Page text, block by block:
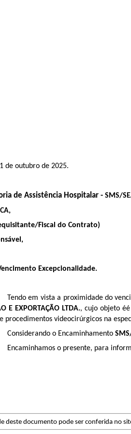
de outubro de 2025.
de Assistência Hospitalar -SMS/
Fiscal do Contrato)
Excepcionalidade.
Tendo em vista a proximidade do
E EXPORTAÇÃO LTDA., cujo objeto é
procedimentos videocirúrgicos na
Considerando o Encaminhamento
Encaminhamos o presente, para
deste documento pode ser conferida no